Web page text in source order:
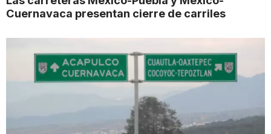
Cuernavaca presentan cierre de carriles